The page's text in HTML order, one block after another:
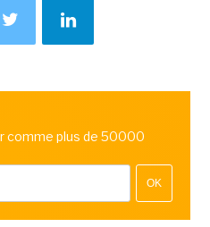
comme plus de 50000
OK